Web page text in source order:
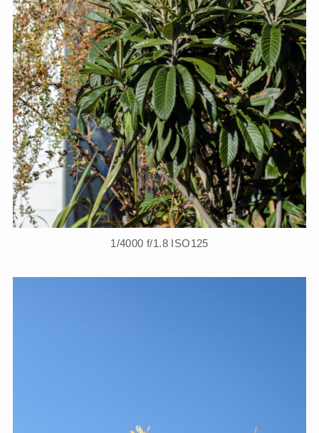
1/4000 f/1.8 ISO125